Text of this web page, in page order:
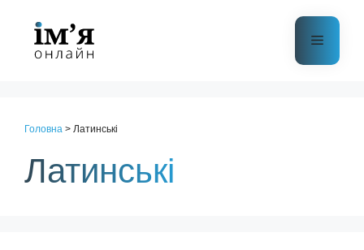
контенту
Меню
Головна > Латинські
Латинські